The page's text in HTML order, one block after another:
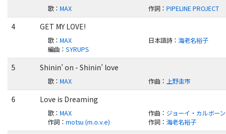
歌 ：MAX 作詞 ：PIPELINE PROJECT
4 GET MY LOVE!
歌 ：MAX 日本語詩 ：海老名裕子
編曲 ：SYRUPS
5 Shinin' on - Shinin' love
歌 ：MAX 作曲 ： 上野圭市
6 Love is Dreaming
歌 ：MAX 作曲 ： ジョーイ・カルボーン
作詞 ：motsu (m.o.v.e) 作詞 ：海老名裕子